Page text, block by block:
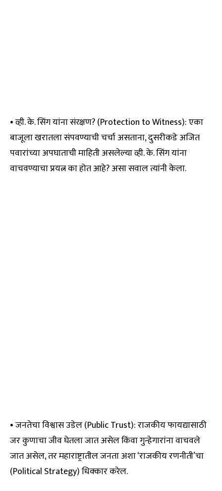
• व्ही. के. सिंग यांना संरक्षण? (Protection to Witness): एका
बाजूला खरातला संपवण्याची चर्चा असताना, दुसरीकडे अजित
पवारांच्या अपघाताची माहिती असलेल्या व्ही. के. सिंग यांना
वाचवण्याचा प्रयत्न का होत आहे? असा सवाल त्यांनी केला.
• जनतेचा विश्वास उडेल (Public Trust): राजकीय फायद्यासाठी
जर कुणाचा जीव घेतला जात असेल किंवा गुन्हेगारांना वाचवले
जात असेल, तर महाराष्ट्रातील जनता अशा ‘राजकीय रणनीती’चा
(Political Strategy) धिक्कार करेल.